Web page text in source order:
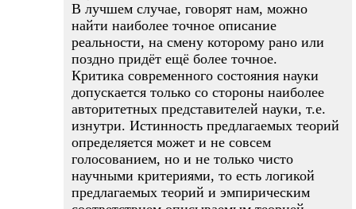
В лучшем случае, говорят нам, можно
найти наиболее точное описание
реальности, на смену которому рано или
поздно придёт ещё более точное.
Критика современного состояния науки
допускается только со стороны наиболее
авторитетных представителей науки, т.е.
изнутри. Истинность предлагаемых теорий
определяется может и не совсем
голосованием, но и не только чисто
научными критериями, то есть логикой
предлагаемых теорий и эмпирическим